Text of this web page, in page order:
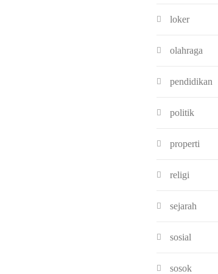
loker
olahraga
pendidikan
politik
properti
religi
sejarah
sosial
sosok